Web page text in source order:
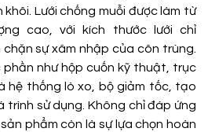
Lưới chống muỗi được làm từ
cao, với kích thước lưới chỉ
chặn sự xâm nhập của côn trùng.
như hộp cuốn kỹ thuật, trục
hệ thống lò xo, bộ giảm tốc, tạo
trình sử dụng. Không chỉ đáp ứng
phẩm còn là sự lựa chọn hoàn